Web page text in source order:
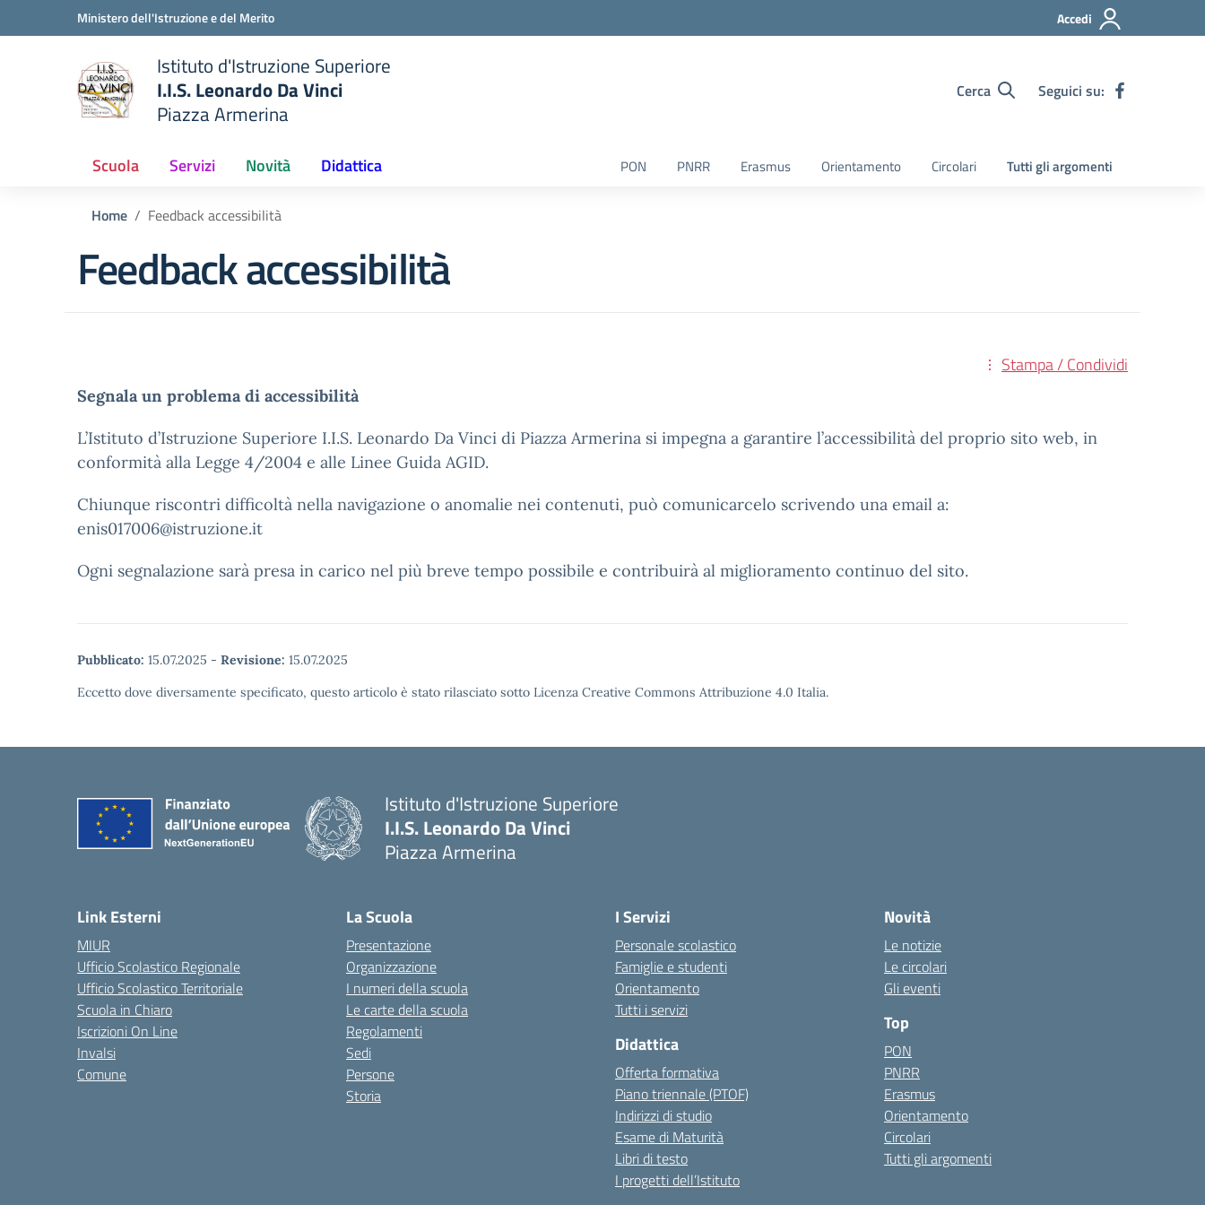
Vai ai contenuti
Vai al menu di navigazioneMinistero dell'Istruzione e del Merito Accedi
scuola
Istituto d'Istruzione Superiore
I.I.S. Leonardo Da Vinci
Piazza Armerina
Cerca Seguici su:
Scuola Servizi Novità Didattica PON PNRR Erasmus Orientamento Circolari Tutti gli argomenti
Home Feedback accessibilità
Feedback accessibilità
Stampa / Condividi
Segnala un problema di accessibilità
L’Istituto d’Istruzione Superiore I.I.S. Leonardo Da Vinci di Piazza Armerina si impegna a garantire l’accessibilità del proprio sito web, in
conformità alla Legge 4/2004 e alle Linee Guida AGID.
Chiunque riscontri difficoltà nella navigazione o anomalie nei contenuti, può comunicarcelo scrivendo una email a:
enis017006@istruzione.it
Ogni segnalazione sarà presa in carico nel più breve tempo possibile e contribuirà al miglioramento continuo del sito.
Pubblicato: 15.07.2025 - Revisione: 15.07.2025
Eccetto dove diversamente specificato, questo articolo è stato rilasciato sotto Licenza Creative Commons Attribuzione 4.0 Italia.
Istituto d'Istruzione Superiore
I.I.S. Leonardo Da Vinci
Piazza Armerina
Link Esterni
MIUR
Ufficio Scolastico Regionale
Ufficio Scolastico Territoriale
Scuola in Chiaro
Iscrizioni On Line
Invalsi
Comune
La Scuola
Presentazione
Organizzazione
I numeri della scuola
Le carte della scuola
Regolamenti
Sedi
Persone
Storia
I Servizi
Personale scolastico
Famiglie e studenti
Orientamento
Tutti i servizi
Didattica
Offerta formativa
Piano triennale (PTOF)
Indirizzi di studio
Esame di Maturità
Libri di testo
I progetti dell’Istituto
Novità
Le notizie
Le circolari
Gli eventi
Top
PON
PNRR
Erasmus
Orientamento
Circolari
Tutti gli argomenti